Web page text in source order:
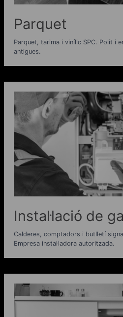
Parquet
Parquet, tarima i vinílic SPC. Polit i
antigues.
Instal·lació de
Calderes, comptadors i butlletí
Empresa instal·ladora autoritzada.